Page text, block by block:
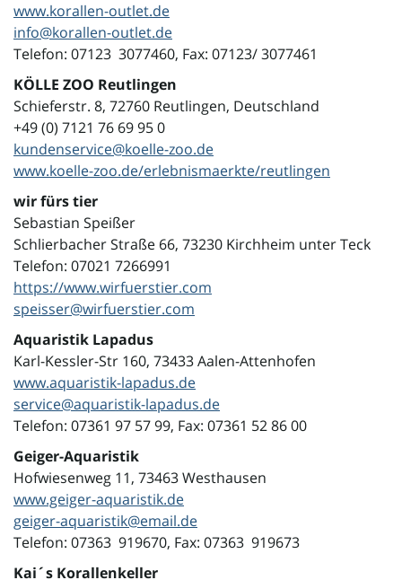
www.korallen-outlet.de
info@korallen-outlet.de
Telefon: 07123 3077460, Fax: 07123/ 3077461
KÖLLE ZOO Reutlingen
Schieferstr. 8, 72760 Reutlingen, Deutschland
+49 (0) 7121 76 69 95 0
kundenservice@koelle-zoo.de
www.koelle-zoo.de/erlebnismaerkte/reutlingen
wir fürs tier
Sebastian Speißer
Schlierbacher Straße 66, 73230 Kirchheim unter Teck
Telefon: 07021 7266991
https://www.wirfuerstier.com
speisser@wirfuerstier.com
Aquaristik Lapadus
Karl-Kessler-Str 160, 73433 Aalen-Attenhofen
www.aquaristik-lapadus.de
service@aquaristik-lapadus.de
Telefon: 07361 97 57 99, Fax: 07361 52 86 00
Geiger-Aquaristik
Hofwiesenweg 11, 73463 Westhausen
www.geiger-aquaristik.de
geiger-aquaristik@email.de
Telefon: 07363 919670, Fax: 07363 919673
Kai´s Korallenkeller